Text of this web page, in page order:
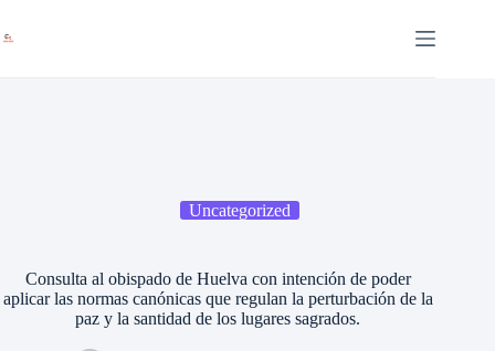
contenido
Uncategorized
Consulta al obispado de Huelva con intención de poder
aplicar las normas canónicas que regulan la perturbación de la
paz y la santidad de los lugares sagrados.